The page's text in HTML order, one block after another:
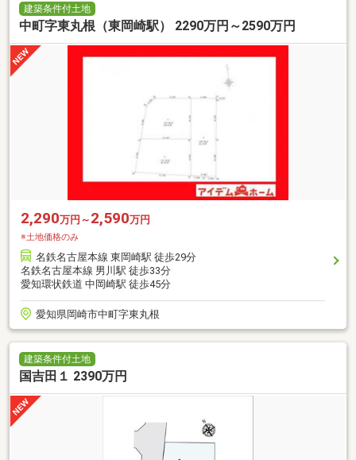
建築条件付土地
中町字東丸根（東岡崎駅） 2290万円～2590万円
2,290万円～ 2,590万円
※土地価格のみ
名鉄名古屋本線 東岡崎駅 徒歩29分
名鉄名古屋本線 男川駅 徒歩33分
愛知環状鉄道 中岡崎駅 徒歩45分
愛知県岡崎市中町字東丸根
建築条件付土地
国吉田１ 2390万円